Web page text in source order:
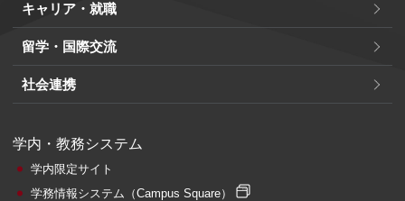
キャリア・就職
留学・国際交流
社会連携
学内・教務システム
学内限定サイト
学務情報システム （Campus Square）